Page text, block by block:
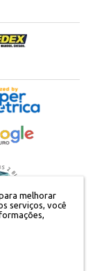
melhorar
serviços, você
| Maringá - PR |